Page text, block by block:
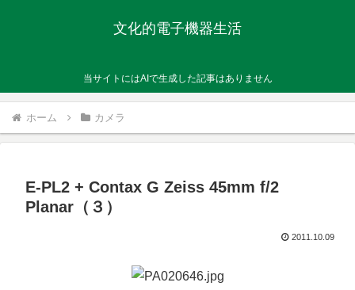
文化的電子機器生活
当サイトにはAIで生成した記事はありません
ホーム カメラ
E-PL2 + Contax G Zeiss 45mm f/2
Planar（３）
2011.10.09